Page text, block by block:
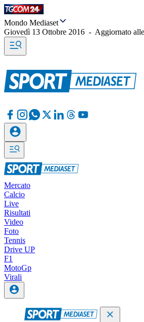
Mondo Mediaset
Giovedì 13 Ottobre 2016 - Aggiornato alle
Mercato
Calcio
Live
Risultati
Video
Foto
Tennis
Drive UP
F1
MotoGp
Virali